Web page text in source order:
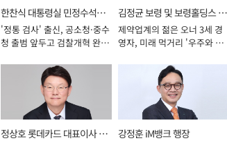
한찬식 대통령실 민정수석비
서관
'정통 검사' 출신, 공소청·중수
청 출범 앞두고 검찰개혁 완수
김정균 보령 및 보령홀딩스 대
표이사 사장
제약업계의 젊은 오너 3세 경
영자, 미래 먹거리 '우주와 헬
정상호 롯데카드 대표이사 사
강정훈 iM뱅크 행장